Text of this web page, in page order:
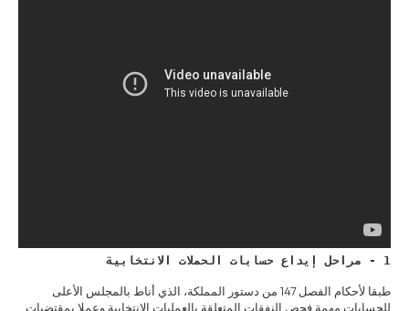
1 - مراحل إيداع حسابات الحملات الانتخابية
طبقا لأحكام الفصل 147 من دستور المملكة، الذي أناط بالمجلس الأعلى
للحسابات مهمة فحص النفقات المتعلقة بالعمليات الانتخابية وعملا بمقتضيات